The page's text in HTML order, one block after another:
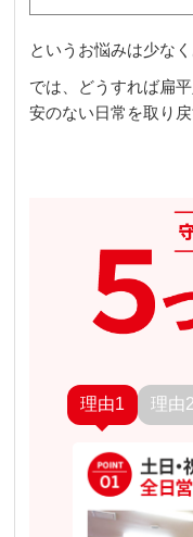
というお悩みは少なく
では、どうすれば扁
安のない日常を取り
理由1 理由2